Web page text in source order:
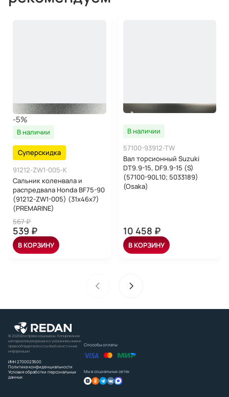
-5%
В наличии
Суперскидка
91212-ZW1-005-K
Сальник коленвала и
распредвала Honda BF75-90
(91212-ZW1-005) (31x46x7)
(PREMARINE)
567 ₽
539 ₽
В КОРЗИНУ
В наличии
57100-93912-TW
Вал торсионный Suzuki
DT9.9-15, DF9.9-15 (S)
(57100-90L10; 5033189)
(Osaka)
10 458 ₽
В КОРЗИНУ
© 2026 Все права защищены. Копирование
материалов разрешено с указанием имени
правообладателя и ссылкой на источник
информации
ИНН 2700023600
Политика конфиденциальности
Условия обработки персональных
данных
Способы оплаты:
Мы в социальных сетях